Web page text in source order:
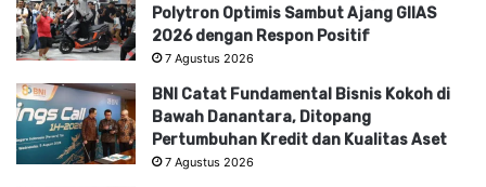
Polytron Optimis Sambut Ajang GIIAS
2026 dengan Respon Positif
7 Agustus 2026
BNI Catat Fundamental Bisnis Kokoh di
Bawah Danantara, Ditopang
Pertumbuhan Kredit dan Kualitas Aset
7 Agustus 2026